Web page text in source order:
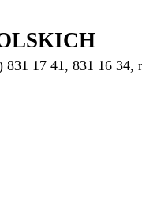
831 17 41, 831 16